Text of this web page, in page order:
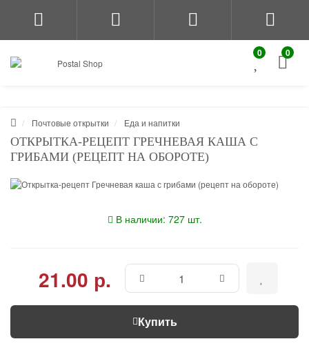
0 0
Почтовые открытки Еда и напитки
ОТКРЫТКА-РЕЦЕПТ ГРЕЧНЕВАЯ КАША С
ГРИБАМИ (РЕЦЕПТ НА ОБОРОТЕ)
В наличии: 727 шт.
21.00 р.
Купить